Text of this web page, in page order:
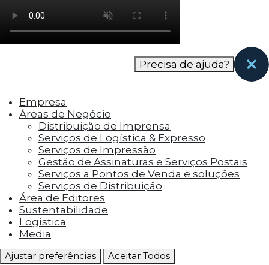
como os visitantes interagem com o site. Esses
cookies ajudam a fornecer informações sobre
as métricas do número de visitantes, taxa de
rejeição, origem do tráfego, etc.
funcionalidades, como compartilhar o
conteúdo do site em plataformas de social
media, coletar feedbacks e outros recursos de
terceiros.
Cookies Marketing
Os cookies de marketing são usados para
entregar aos visitantes anúncios
personalizados com base nas páginas que eles
visitaram antes e analisar a eficácia da
campanha publicitária.
Ajustar preferências Aceitar Todos
Precisa de ajuda?
Empresa
Áreas de Negócio
Distribuição de Imprensa
Serviços de Logística & Expresso
Serviços de Impressão
Gestão de Assinaturas e Serviços Postais
Serviços a Pontos de Venda e soluções
Serviços de Distribuição
Área de Editores
Sustentabilidade
Logística
Media